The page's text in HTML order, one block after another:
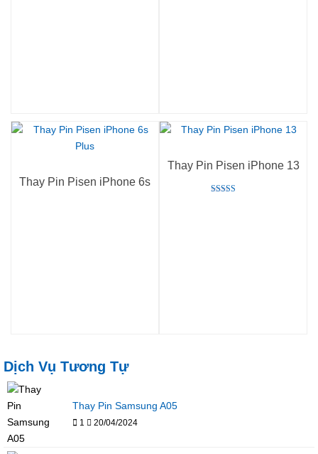
Thay Pin Pisen iPhone 6s
Thay Pin Pisen iPhone 13
Dịch Vụ Tương Tự
Thay Pin Samsung A05
1 20/04/2024